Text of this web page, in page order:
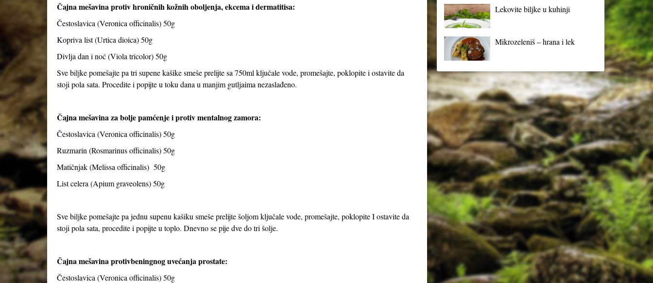
Čajna mešavina protiv hroničnih kožnih oboljenja, ekcema i dermatitisa:
Čestoslavica (Veronica officinalis) 50g
Kopriva list (Urtica dioica) 50g
Divlja dan i noć (Viola tricolor) 50g
Sve biljke pomešajte pa tri supene kašike smeše prelijte sa 750ml ključale vode, promešajte, poklopite i ostavite da
stoji pola sata. Procedite i popijte u toku dana u manjim gutljaima nezaslađeno.
Čajna mešavina za bolje pamćenje i protiv mentalnog zamora:
Čestoslavica (Veronica officinalis) 50g
Ruzmarin (Rosmarinus officinalis) 50g
Matičnjak (Melissa officinalis) 50g
List celera (Apium graveolens) 50g
Sve biljke pomešajte pa jednu supenu kašiku smeše prelijte šoljom ključale vode, promešajte, poklopite I ostavite da
stoji pola sata, procedite i popijte u toplo. Dnevno se pije dve do tri šolje.
Čajna mešavina protivbeningnog uvećanja prostate:
Čestoslavica (Veronica officinalis) 50g
Lekovite biljke u kuhinji
Mikrozeleniš – hrana i lek